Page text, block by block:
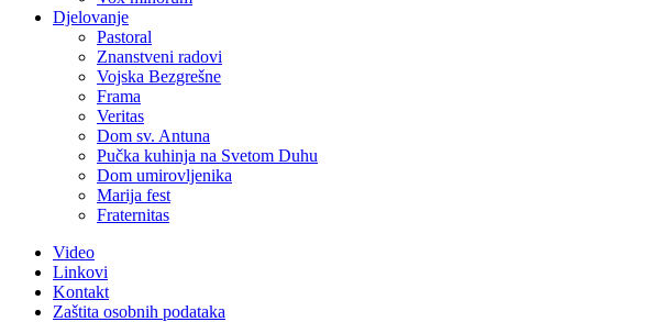
Djelovanje
Pastoral
Znanstveni radovi
Vojska Bezgrešne
Frama
Veritas
Dom sv. Antuna
Pučka kuhinja na Svetom Duhu
Dom umirovljenika
Marija fest
Fraternitas
Video
Linkovi
Kontakt
Zaštita osobnih podataka